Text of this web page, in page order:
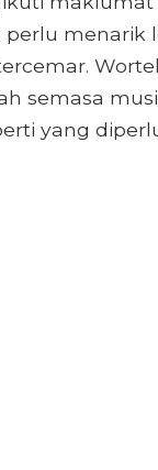
perlu menarik
semasa
yang